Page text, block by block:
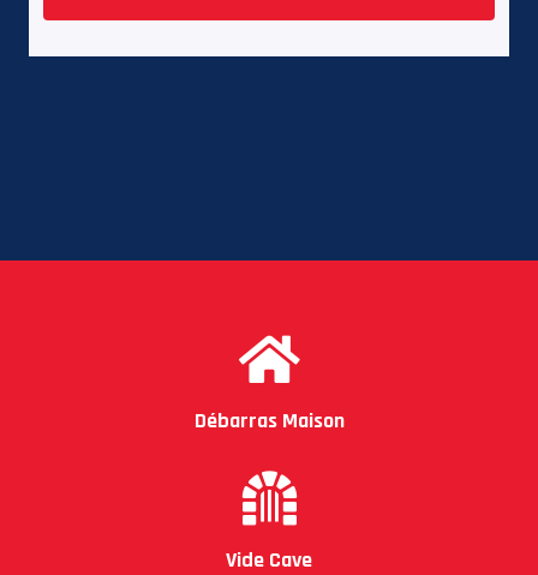
Débarras Maison
Vide Cave